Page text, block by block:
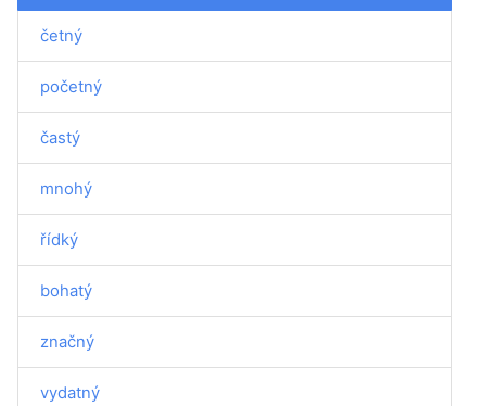
četný
početný
častý
mnohý
řídký
bohatý
značný
vydatný